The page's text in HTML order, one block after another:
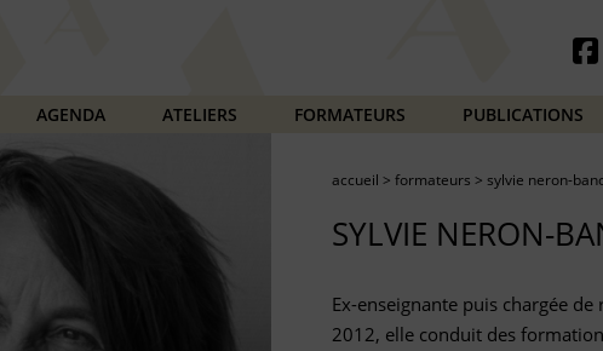
AGENDA ATELIERS FORMATEURS PUBLICATIONS
accueil > formateurs > sylvie neron-
SYLVIE NERON-
Ex-enseignante puis chargée
2012, elle conduit des